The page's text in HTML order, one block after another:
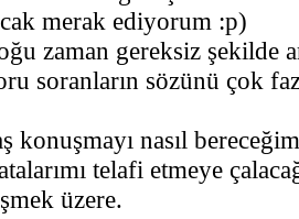
merak ediyorum :p)
zaman gereksiz şekilde
soranların sözünü çok
konuşmayı nasıl
telafi etmeye
üzere.